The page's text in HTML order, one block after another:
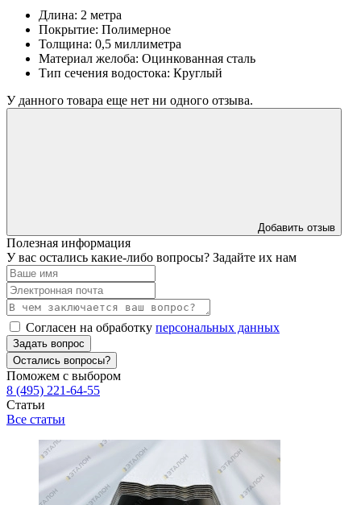
Длина: 2 метра
Покрытие: Полимерное
Толщина: 0,5 миллиметра
Материал желоба: Оцинкованная сталь
Тип сечения водостока: Круглый
У данного товара еще нет ни одного отзыва.
Добавить отзыв
Полезная информация
У вас остались какие-либо вопросы? Задайте их нам
Согласен на обработку персональных данных
Задать вопрос
Остались вопросы?
Поможем с выбором
8 (495) 221-64-55
Статьи
Все статьи